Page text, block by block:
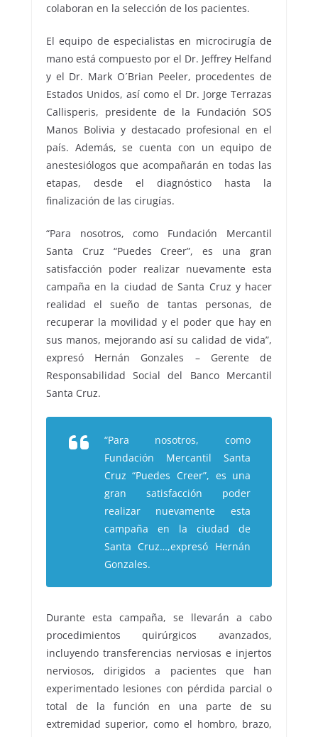
colaboran en la selección de los pacientes.
El equipo de especialistas en microcirugía de
mano está compuesto por el Dr. Jeffrey Helfand
y el Dr. Mark O´Brian Peeler, procedentes de
Estados Unidos, así como el Dr. Jorge Terrazas
Callisperis, presidente de la Fundación SOS
Manos Bolivia y destacado profesional en el
país. Además, se cuenta con un equipo de
anestesiólogos que acompañarán en todas las
etapas, desde el diagnóstico hasta la
finalización de las cirugías.
“Para nosotros, como Fundación Mercantil
Santa Cruz “Puedes Creer”, es una gran
satisfacción poder realizar nuevamente esta
campaña en la ciudad de Santa Cruz y hacer
realidad el sueño de tantas personas, de
recuperar la movilidad y el poder que hay en
sus manos, mejorando así su calidad de vida”,
expresó Hernán Gonzales – Gerente de
Responsabilidad Social del Banco Mercantil
Santa Cruz.
“Para nosotros, como
Fundación Mercantil Santa
Cruz “Puedes Creer”, es una
gran satisfacción poder
realizar nuevamente esta
campaña en la ciudad de
Santa Cruz…,expresó Hernán
Gonzales.
Durante esta campaña, se llevarán a cabo
procedimientos quirúrgicos avanzados,
incluyendo transferencias nerviosas e injertos
nerviosos, dirigidos a pacientes que han
experimentado lesiones con pérdida parcial o
total de la función en una parte de su
extremidad superior, como el hombro, brazo,